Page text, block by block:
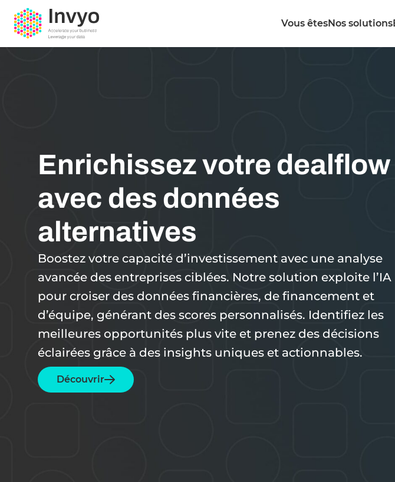
Vous êtesNos solutions
Enrichissez votre dealflow
avec des données
alternatives
Boostez votre capacité d’investissement avec une analyse
avancée des entreprises ciblées. Notre solution exploite l’IA
pour croiser des données financières, de financement et
d’équipe, générant des scores personnalisés. Identifiez les
meilleures opportunités plus vite et prenez des décisions
éclairées grâce à des insights uniques et actionnables.
Découvrir